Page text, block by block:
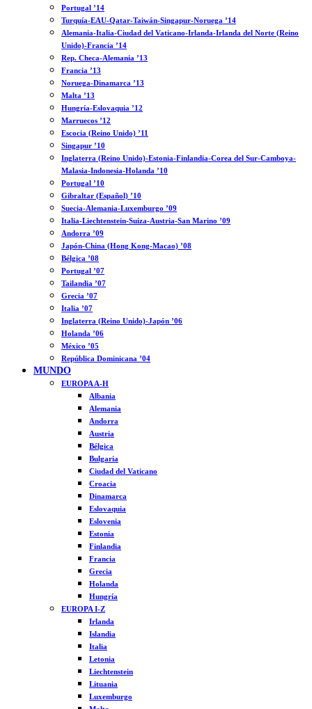
Portugal ’14
Turquía-EAU-Qatar-Taiwán-Singapur-Noruega ’14
Alemania-Italia-Ciudad del Vaticano-Irlanda-Irlanda del Norte (Reino
Unido)-Francia ’14
Rep. Checa-Alemania ’13
Francia ’13
Noruega-Dinamarca ’13
Malta ’13
Hungría-Eslovaquia ’12
Marruecos ’12
Escocia (Reino Unido) ’11
Singapur ’10
Inglaterra (Reino Unido)-Estonia-Finlandia-Corea del Sur-Camboya-
Malasia-Indonesia-Holanda ’10
Portugal ’10
Gibraltar (Español) ’10
Suecia-Alemania-Luxemburgo ’09
Italia-Liechtenstein-Suiza-Austria-San Marino ’09
Andorra ’09
Japón-China (Hong Kong-Macao) ’08
Bélgica ’08
Portugal ’07
Tailandia ’07
Grecia ’07
Italia ’07
Inglaterra (Reino Unido)-Japón ’06
Holanda ’06
México ’05
República Dominicana ’04
MUNDO
EUROPA A-H
Albania
Alemania
Andorra
Austria
Bélgica
Bulgaria
Ciudad del Vaticano
Croacia
Dinamarca
Eslovaquia
Eslovenia
Estonia
Finlandia
Francia
Grecia
Holanda
Hungría
EUROPA I-Z
Irlanda
Islandia
Italia
Letonia
Liechtenstein
Lituania
Luxemburgo